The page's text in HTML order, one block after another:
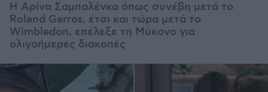
Η Αρίνα Σαμπαλένκα όπως συνέβη μετά το
Roland Garros, έτσι και τώρα μετά το
Wimbledon, επέλεξε τη Μύκονο για
ολιγοήμερες διακοπές